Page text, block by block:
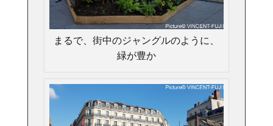
まるで、街中のジャングルのように、
緑が豊か